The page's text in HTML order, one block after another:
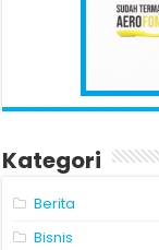
Kategori
Berita
Bisnis